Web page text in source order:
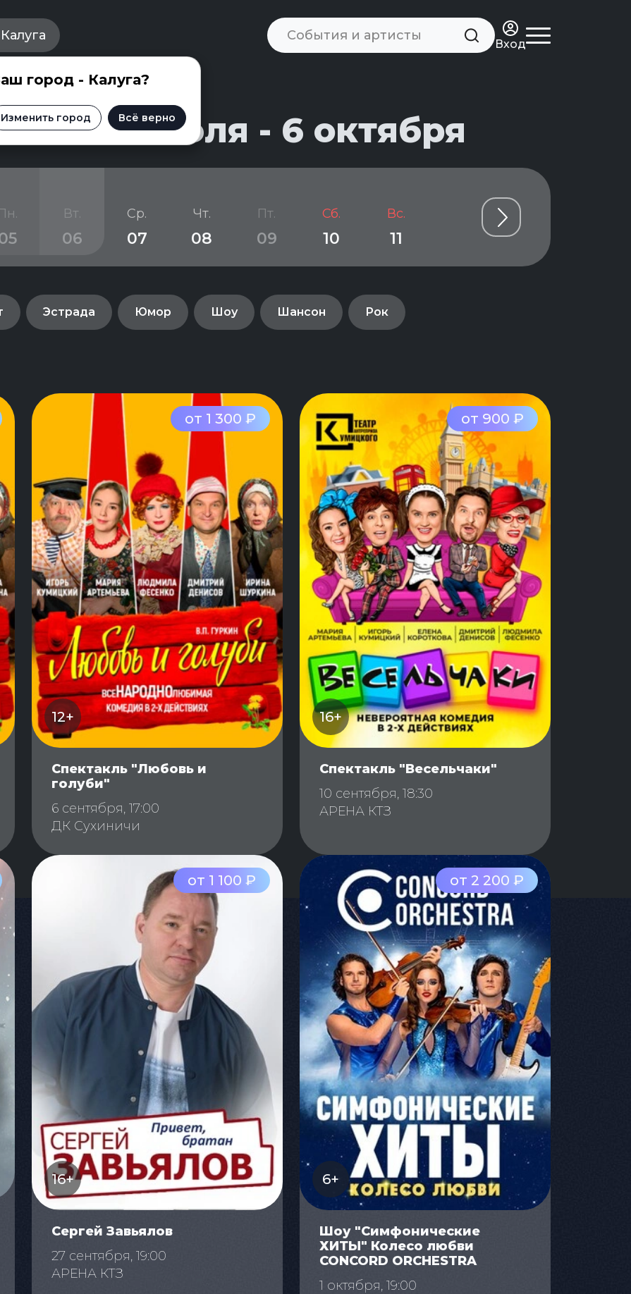
Калуга
город - Калуга?
Изменить город Всё верно
Вход
на 31 июля - 6 октября
Вт.
06
Ср.
07
Чт.
08
Пт.
09
Сб.
10
Вс.
11
Вт.
Эстрада Юмор Шоу Шансон Рок
от 1 300 ₽
12+
Спектакль "Любовь и
голуби"
6 сентября, 17:00
ДК Сухиничи
от 900 ₽
16+
Спектакль "Весельчаки"
10 сентября, 18:30
АРЕНА КТЗ
от 1 100 ₽
16+
Сергей Завьялов
27 сентября, 19:00
АРЕНА КТЗ
от 2 200 ₽
6+
Шоу "Симфонические
ХИТЫ" Колесо любви
CONCORD ORCHESTRA
1 октября, 19:00